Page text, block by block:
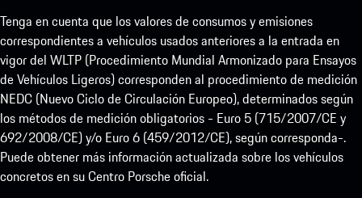
Tenga en cuenta que los valores de consumos y emisiones
correspondientes a vehículos usados anteriores a la entrada en
vigor del WLTP (Procedimiento Mundial Armonizado para Ensayos
de Vehículos Ligeros) corresponden al procedimiento de medición
NEDC (Nuevo Ciclo de Circulación Europeo), determinados según
los métodos de medición obligatorios - Euro 5 (715/2007/CE y
692/2008/CE) y/o Euro 6 (459/2012/CE), según corresponda-.
Puede obtener más información actualizada sobre los vehículos
concretos en su Centro Porsche oficial.